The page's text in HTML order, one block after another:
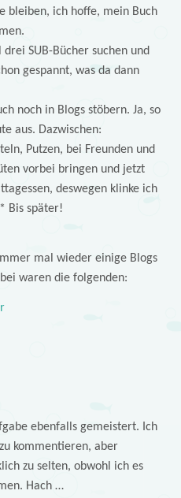
bleiben, ich hoffe, mein Buch
SUB-Bücher suchen und
gespannt, was da dann
noch in Blogs stöbern. Ja, so
aus. Dazwischen:
Putzen, bei Freunden und
vorbei bringen und jetzt
deswegen klinke ich
Bis später!
mal wieder einige Blogs
waren die folgenden:
ebenfalls gemeistert. Ich
kommentieren, aber
zu selten, obwohl ich es
Hach …